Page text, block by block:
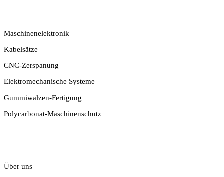
Maschinenelektronik
Kabelsätze
CNC-Zerspanung
Elektromechanische Systeme
Gummiwalzen-Fertigung
Polycarbonat-Maschinenschutz
Über uns